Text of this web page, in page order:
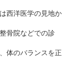
西洋医学の見地か
骨院などでの診
体のバランスを正